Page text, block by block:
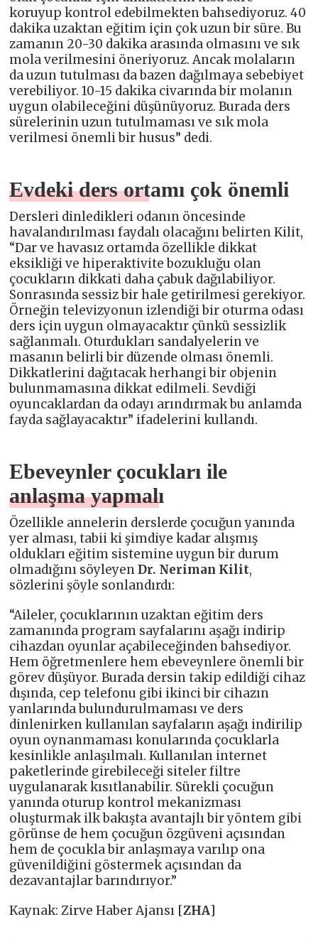
koruyup kontrol edebilmekten bahsediyoruz. 40
dakika uzaktan eğitim için çok uzun bir süre. Bu
zamanın 20-30 dakika arasında olmasını ve sık
mola verilmesini öneriyoruz. Ancak molaların
da uzun tutulması da bazen dağılmaya sebebiyet
verebiliyor. 10-15 dakika civarında bir molanın
uygun olabileceğini düşünüyoruz. Burada ders
sürelerinin uzun tutulmaması ve sık mola
verilmesi önemli bir husus” dedi.
Evdeki ders ortamı çok önemli
Dersleri dinledikleri odanın öncesinde
havalandırılması faydalı olacağını belirten Kilit,
“Dar ve havasız ortamda özellikle dikkat
eksikliği ve hiperaktivite bozukluğu olan
çocukların dikkati daha çabuk dağılabiliyor.
Sonrasında sessiz bir hale getirilmesi gerekiyor.
Örneğin televizyonun izlendiği bir oturma odası
ders için uygun olmayacaktır çünkü sessizlik
sağlanmalı. Oturdukları sandalyelerin ve
masanın belirli bir düzende olması önemli.
Dikkatlerini dağıtacak herhangi bir objenin
bulunmamasına dikkat edilmeli. Sevdiği
oyuncaklardan da odayı arındırmak bu anlamda
fayda sağlayacaktır” ifadelerini kullandı.
Ebeveynler çocukları ile
anlaşma yapmalı
Özellikle annelerin derslerde çocuğun yanında
yer alması, tabii ki şimdiye kadar alışmış
oldukları eğitim sistemine uygun bir durum
olmadığını söyleyenDr. Neriman Kilit,
sözlerini şöyle sonlandırdı:
“Aileler, çocuklarının uzaktan eğitim ders
zamanında program sayfalarını aşağı indirip
cihazdan oyunlar açabileceğinden bahsediyor.
Hem öğretmenlere hem ebeveynlere önemli bir
görev düşüyor. Burada dersin takip edildiği cihaz
dışında, cep telefonu gibi ikinci bir cihazın
yanlarında bulundurulmaması ve ders
dinlenirken kullanılan sayfaların aşağı indirilip
oyun oynanmaması konularında çocuklarla
kesinlikle anlaşılmalı. Kullanılan internet
paketlerinde girebileceği siteler filtre
uygulanarak kısıtlanabilir. Sürekli çocuğun
yanında oturup kontrol mekanizması
oluşturmak ilk bakışta avantajlı bir yöntem gibi
görünse de hem çocuğun özgüveni açısından
hem de çocukla bir anlaşmaya varılıp ona
güvenildiğini göstermek açısından da
dezavantajlar barındırıyor.”
Kaynak: Zirve Haber Ajansı [ZHA]